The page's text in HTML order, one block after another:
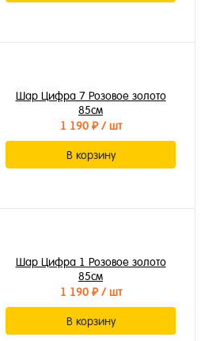
Шар Цифра 7 Розовое золото
85см
1 190 ₽/ шт
В корзину
Шар Цифра 1 Розовое золото
85см
1 190 ₽/ шт
В корзину